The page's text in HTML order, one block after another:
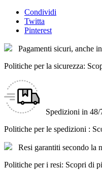
Condividi
Twitta
Pinterest
Pagamenti sicuri, anche
Politiche per la sicurezza:
Spedizioni in 48/
Politiche per le spedizioni :
Resi garantiti secondo la
Politiche per i resi: Scopri di